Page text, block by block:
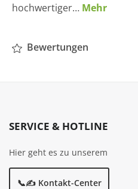
hochwertiger… Mehr
Bewertungen
SERVICE & HOTLINE
Hier geht es zu unserem
📞✍️ Kontakt-Center